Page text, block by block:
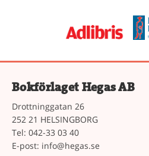
Bokförlaget Hegas AB
Drottninggatan 26
252 21 HELSINGBORG
Tel: 042-33 03 40
E-post: info@hegas.se